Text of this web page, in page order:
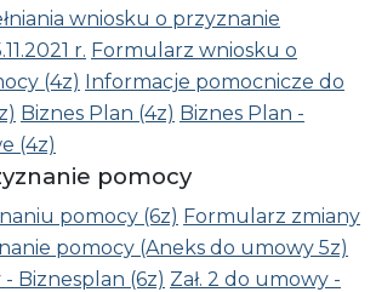
wniosku o przyznanie
r. Formularz wniosku o
(4z) Informacje pomocnicze do
Biznes Plan (4z) Biznes Plan -
(4z)
pomocy
pomocy (6z) Formularz zmiany
pomocy (Aneks do umowy 5z)
- Biznesplan (6z) Zał. 2 do umowy -